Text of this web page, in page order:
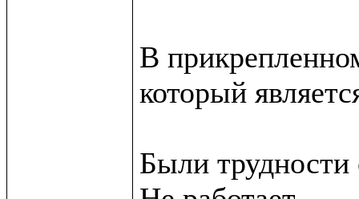
В
который
Были трудности